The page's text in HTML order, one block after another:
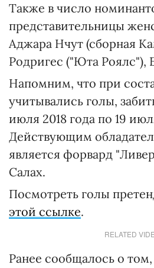
Также в число
представительницы
Аджара Нчут (сборная
Родригес ("Юта Роялс"),
Напомним, что при
учитывались голы,
июля 2018 года по 19
Действующим
является форвард
Салах.
Посмотреть голы
этой ссылке.
RELATED
Ранее сообщалось о том,